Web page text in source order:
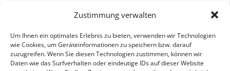
Zustimmung verwalten
Um Ihnen ein optimales Erlebnis zu bieten, verwenden wir Technologien
wie Cookies, um Geräteinformationen zu speichern bzw. darauf
zuzugreifen. Wenn Sie diesen Technologien zustimmen, können wir
Daten wie das Surfverhalten oder eindeutige IDs auf dieser Website